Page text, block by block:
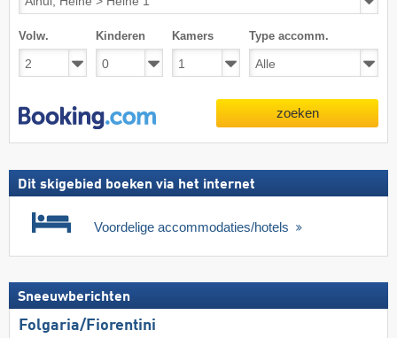
Volw. Kinderen Kamers Type accomm.
zoeken
Dit skigebied boeken via het internet
Voordelige accommodaties/hotels
Sneeuwberichten
Folgaria/​Fiorentini